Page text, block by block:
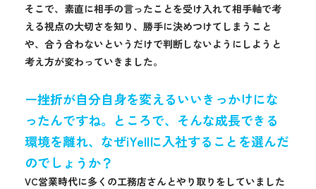
そこで、素直に相手の言ったことを受け入れて相手軸で考
える視点の大切さを知り、勝手に決めつけてしまうこと
や、合う合わないというだけで判断しないようにしようと
考え方が変わっていきました。
ー挫折が自分自身を変えるいいきっかけにな
ったんですね。ところで、そんな成長できる
環境を離れ、なぜiYellに入社することを選んだ
のでしょうか？
VC営業時代に多くの工務店さんとやり取りをしていました